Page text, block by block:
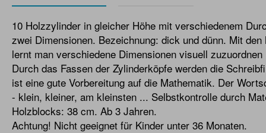
10 Holzzylinder in gleicher Höhe mit verschiedenem
zwei Dimensionen. Bezeichnung: dick und dünn. Mit
lernt man verschiedene Dimensionen visuell
Durch das Fassen der Zylinderköpfe werden die
ist eine gute Vorbereitung auf die Mathematik. Der
- klein, kleiner, am kleinsten ... Selbstkontrolle durch
Holzblocks: 38 cm. Ab 3 Jahren.
Achtung! Nicht geeignet für Kinder unter 36 Monaten.